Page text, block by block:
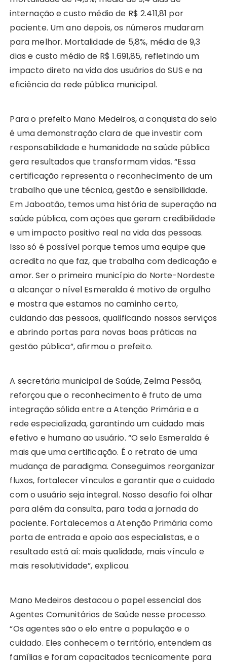
internação e custo médio de R$ 2.411,81 por
paciente. Um ano depois, os números mudaram
para melhor. Mortalidade de 5,8%, média de 9,3
dias e custo médio de R$ 1.691,85, refletindo um
impacto direto na vida dos usuários do SUS e na
eficiência da rede pública municipal.
Para o prefeito Mano Medeiros, a conquista do selo
é uma demonstração clara de que investir com
responsabilidade e humanidade na saúde pública
gera resultados que transformam vidas. “Essa
certificação representa o reconhecimento de um
trabalho que une técnica, gestão e sensibilidade.
Em Jaboatão, temos uma história de superação na
saúde pública, com ações que geram credibilidade
e um impacto positivo real na vida das pessoas.
Isso só é possível porque temos uma equipe que
acredita no que faz, que trabalha com dedicação e
amor. Ser o primeiro município do Norte-Nordeste
a alcançar o nível Esmeralda é motivo de orgulho
e mostra que estamos no caminho certo,
cuidando das pessoas, qualificando nossos serviços
e abrindo portas para novas boas práticas na
gestão pública”, afirmou o prefeito.
A secretária municipal de Saúde, Zelma Pessôa,
reforçou que o reconhecimento é fruto de uma
integração sólida entre a Atenção Primária e a
rede especializada, garantindo um cuidado mais
efetivo e humano ao usuário. “O selo Esmeralda é
mais que uma certificação. É o retrato de uma
mudança de paradigma. Conseguimos reorganizar
fluxos, fortalecer vínculos e garantir que o cuidado
com o usuário seja integral. Nosso desafio foi olhar
para além da consulta, para toda a jornada do
paciente. Fortalecemos a Atenção Primária como
porta de entrada e apoio aos especialistas, e o
resultado está aí: mais qualidade, mais vínculo e
mais resolutividade”, explicou.
Mano Medeiros destacou o papel essencial dos
Agentes Comunitários de Saúde nesse processo.
“Os agentes são o elo entre a população e o
cuidado. Eles conhecem o território, entendem as
famílias e foram capacitados tecnicamente para